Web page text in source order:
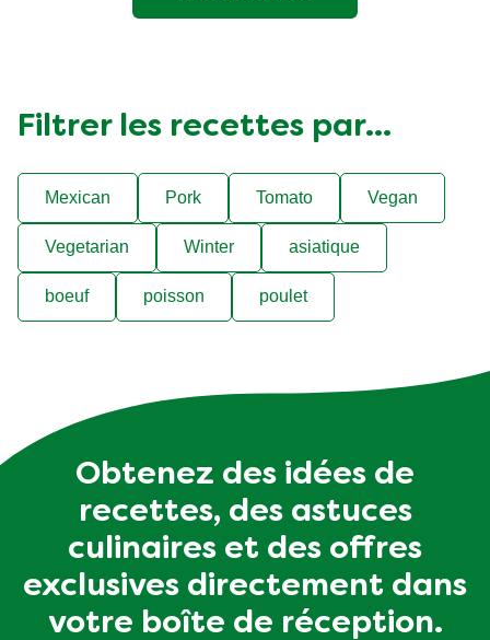
Filtrer les recettes par...
Mexican Pork Tomato Vegan
Vegetarian Winter asiatique
boeuf poisson poulet
Obtenez des idées de
recettes, des astuces
culinaires et des offres
exclusives directement dans
votre boîte de réception.